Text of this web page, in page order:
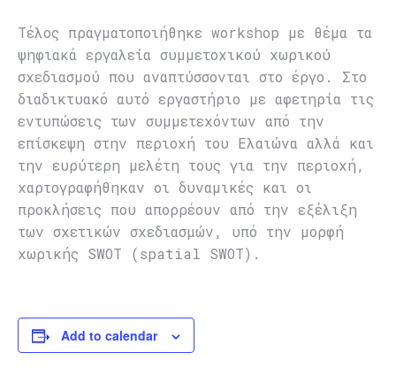
Τέλος πραγματοποιήθηκε workshop με θέμα τα
ψηφιακά εργαλεία συμμετοχικού χωρικού
σχεδιασμού που αναπτύσσονται στο έργο. Στο
διαδικτυακό αυτό εργαστήριο με αφετηρία τις
εντυπώσεις των συμμετεχόντων από την
επίσκεψη στην περιοχή του Ελαιώνα αλλά και
την ευρύτερη μελέτη τους για την περιοχή,
χαρτογραφήθηκαν οι δυναμικές και οι
προκλήσεις που απορρέουν από την εξέλιξη
των σχετικών σχεδιασμών, υπό την μορφή
χωρικής SWOT (spatial SWOT).
Add to calendar